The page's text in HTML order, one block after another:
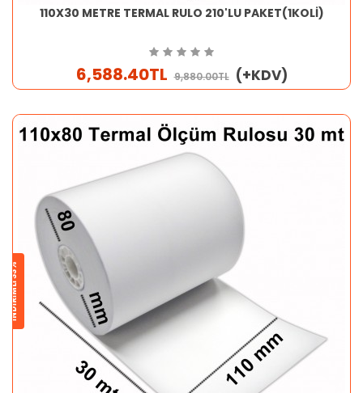
110X30 METRE TERMAL RULO 210'LU PAKET(1KOLİ)
6,588.40TL 9,880.00TL (+KDV)
İNDİRİMLİ 33%